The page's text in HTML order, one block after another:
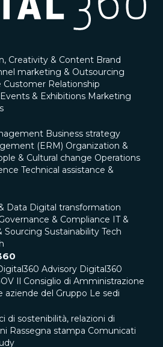
Creativity & Content Brand
marketing & Outsourcing
Customer Relationship
Events & Exhibitions Marketing
Business strategy
(ERM) Organization &
& Cultural change Operations
Technical assistance &
Data Digital transformation
& Compliance IT &
Sourcing Sustainability Tech
Advisory Digital360
Il Consiglio di Amministrazione
aziende del Gruppo Le sedi
di sostenibilità, relazioni di
Rassegna stampa Comunicati